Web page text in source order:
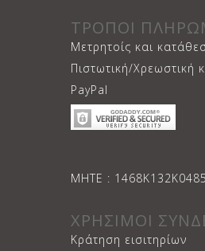
ΤΡΟΠΟΙ
Μετρητοίς και
Πιστωτική/Χρεωστική
PayPal
ΜΗΤΕ :
ΧΡΗΣΙΜΟΙ
Κράτηση εισιτηρίων